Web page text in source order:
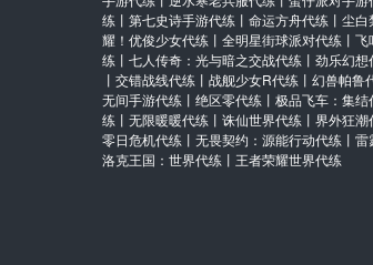
练 丨 第七史诗手游代练 丨 命运方舟代练 丨 尘白
耀！优俊少女代练 丨 全明星街球派对代练 丨 飞
练 丨 七人传奇：光与暗之交战代练 丨 劲乐幻想
丨 交错战线代练 丨 战舰少女R代练 丨 幻兽帕鲁
无间手游代练 丨 绝区零代练 丨 极品飞车：集结
练 丨 无限暖暖代练 丨 诛仙世界代练 丨 界外狂潮
零日危机代练 丨 无畏契约：源能行动代练 丨 雷
洛克王国：世界代练 丨 王者荣耀世界代练